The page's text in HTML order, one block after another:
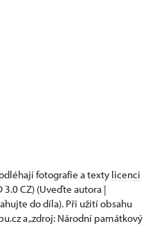
fotografie a texty licenci
3.0 CZ) (Uveďte autora |
do díla). Při užití obsahu
a „zdroj: Národní památkový